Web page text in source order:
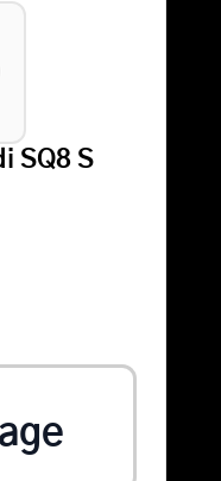
SQ8 S